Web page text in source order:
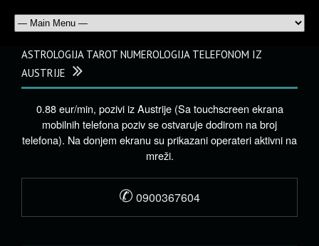
ASTROLOGIJA TAROT NUMEROLOGIJA TELEFONOM IZ
AUSTRIJE
0.88 eur/min, pozivi iz Austrije (Sa touchscreen ekrana
mobilnih telefona poziv se ostvaruje dodirom na broj
telefona). Na donjem ekranu su prikazani operateri aktivni na
mreži.
✆ 0900367604